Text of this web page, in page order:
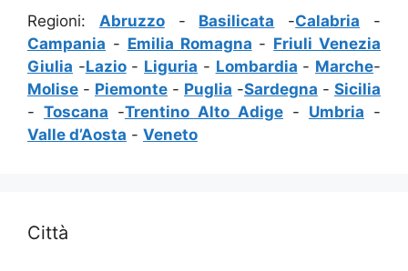
Regioni: Abruzzo- Basilicata -Calabria -
Campania - Emilia Romagna - Friuli Venezia
Giulia -Lazio- Liguria - Lombardia - Marche-
Molise - Piemonte - Puglia -Sardegna - Sicilia
- Toscana -Trentino Alto Adige - Umbria -
Valle d’Aosta - Veneto
Città